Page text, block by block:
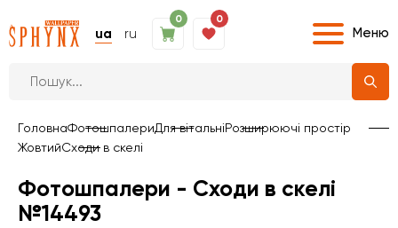
ua ru
0 0
Меню
ГоловнаФотошпалериДля вітальніРозширюючі простір
ЖовтийСходи в скелі
Фотошпалери - Сходи в скелі
№14493